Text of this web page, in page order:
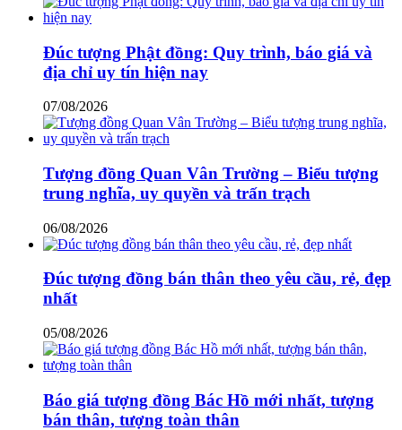
Đúc tượng Phật đồng: Quy trình, báo giá và
địa chỉ uy tín hiện nay
07/08/2026
Tượng đồng Quan Vân Trường – Biểu tượng
trung nghĩa, uy quyền và trấn trạch
06/08/2026
Đúc tượng đồng bán thân theo yêu cầu, rẻ, đẹp
nhất
05/08/2026
Báo giá tượng đồng Bác Hồ mới nhất, tượng
bán thân, tượng toàn thân